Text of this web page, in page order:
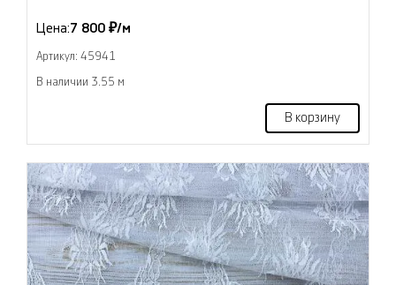
Цена:7 800 ₽/м
Артикул: 45941
В наличии 3.55 м
В корзину